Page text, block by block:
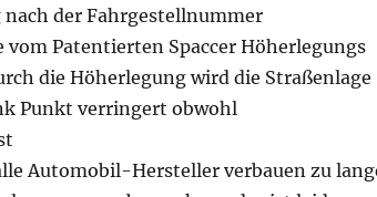
der Fahrgestellnummer
Patentierten Spaccer Höherlegungs
die Höherlegung wird die Straßenlage
Punkt verringert obwohl
Automobil-Hersteller verbauen zu